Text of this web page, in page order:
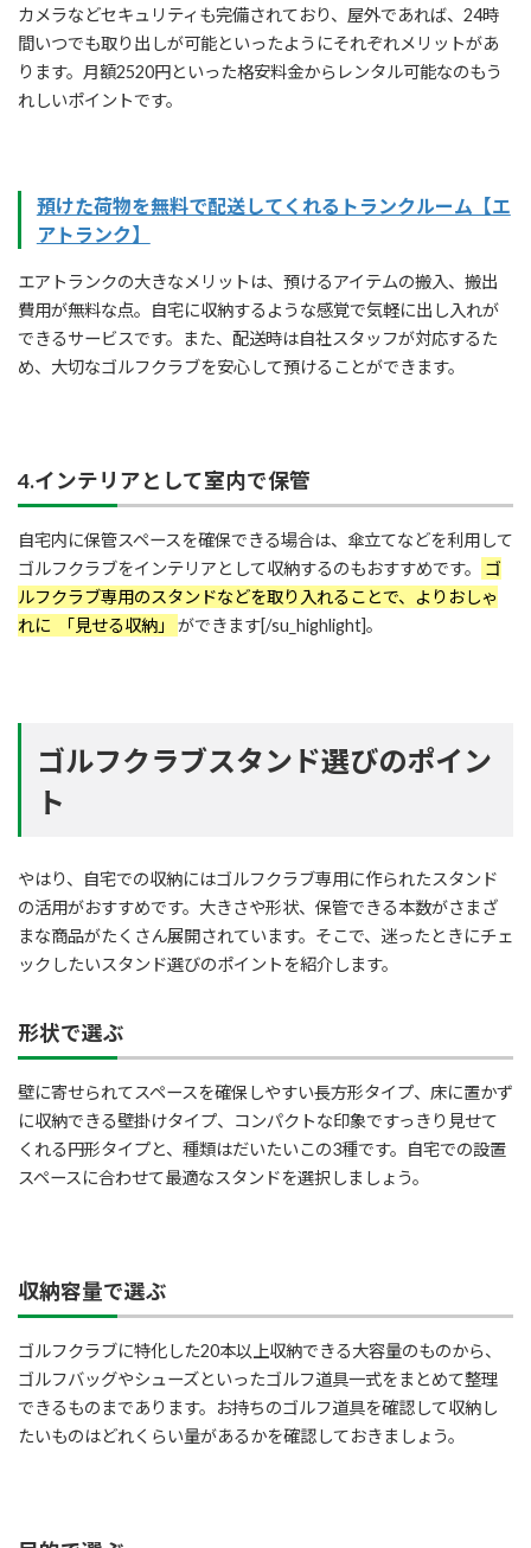
カメラなどセキュリティも完備されており、屋外であれば、24時
間いつでも取り出しが可能といったようにそれぞれメリットがあ
ります。月額2520円といった格安料金からレンタル可能なのもう
れしいポイントです。
預けた荷物を無料で配送してくれるトランクルーム【エ
アトランク】
エアトランクの大きなメリットは、預けるアイテムの搬入、搬出
費用が無料な点。自宅に収納するような感覚で気軽に出し入れが
できるサービスです。また、配送時は自社スタッフが対応するた
め、大切なゴルフクラブを安心して預けることができます。
4.インテリアとして室内で保管
自宅内に保管スペースを確保できる場合は、傘立てなどを利用して
ゴルフクラブをインテリアとして収納するのもおすすめです。
ゴ
ルフクラブ専用のスタンドなどを取り入れることで、よりおしゃ
れに
「見せる収納」 ができます[/su_highlight]。
ゴルフクラブスタンド選びのポイン
ト
やはり、自宅での収納にはゴルフクラブ専用に作られたスタンド
の活用がおすすめです。大きさや形状、保管できる本数がさまざ
まな商品がたくさん展開されています。そこで、迷ったときにチェ
ックしたいスタンド選びのポイントを紹介します。
形状で選ぶ
壁に寄せられてスペースを確保しやすい長方形タイプ、床に置かず
に収納できる壁掛けタイプ、コンパクトな印象ですっきり見せて
くれる円形タイプと、種類はだいたいこの3種です。自宅での設置
スペースに合わせて最適なスタンドを選択しましょう。
収納容量で選ぶ
ゴルフクラブに特化した20本以上収納できる大容量のものから、
ゴルフバッグやシューズといったゴルフ道具一式をまとめて整理
できるものまであります。お持ちのゴルフ道具を確認して収納し
たいものはどれくらい量があるかを確認しておきましょう。